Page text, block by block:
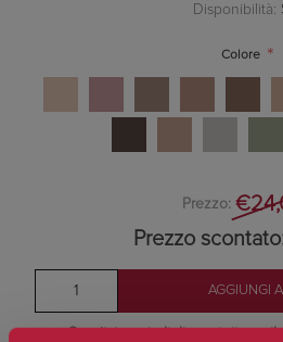
Disponibilità:
Colore *
Prezzo:
Prezzo
Spedizione in Italia gratuita se